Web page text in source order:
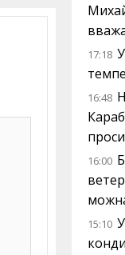
17:18
16:48
16:00
15:10